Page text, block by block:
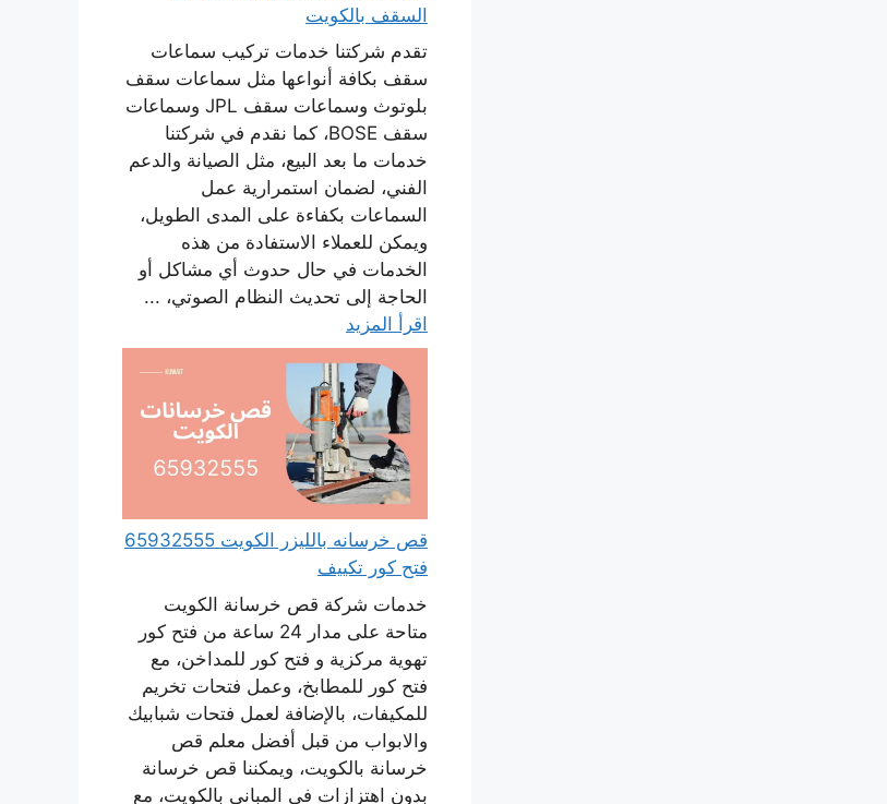
السقف بالكويت
تقدم شركتنا خدمات تركيب سماعات
سقف بكافة أنواعها مثل سماعات سقف
بلوتوث وسماعات سقف JPL وسماعات
سقف BOSE، كما نقدم في شركتنا
خدمات ما بعد البيع، مثل الصيانة والدعم
الفني، لضمان استمرارية عمل
السماعات بكفاءة على المدى الطويل،
ويمكن للعملاء الاستفادة من هذه
الخدمات في حال حدوث أي مشاكل أو
الحاجة إلى تحديث النظام الصوتي، ...
اقرأ المزيد
قص خرسانه بالليزر الكويت 65932555
فتح كور تكييف
خدمات شركة قص خرسانة الكويت
متاحة على مدار 24 ساعة من فتح كور
تهوية مركزية و فتح كور للمداخن، مع
فتح كور للمطابخ، وعمل فتحات تخريم
للمكيفات، بالإضافة لعمل فتحات شبابيك
والابواب من قبل أفضل معلم قص
خرسانة بالكويت، ويمكننا قص خرسانة
بدون اهتزازات في المباني بالكويت، مع